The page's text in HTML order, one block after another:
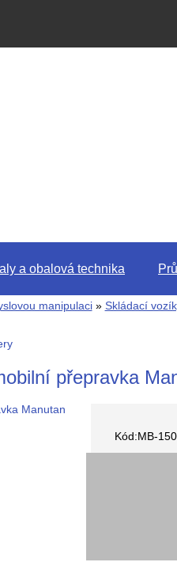
a obalová technika
manipulaci» Skládací
přepravka
Kód:MB-